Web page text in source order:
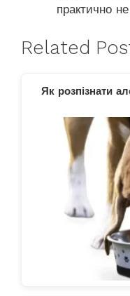
практично
Related
Як розпізнати